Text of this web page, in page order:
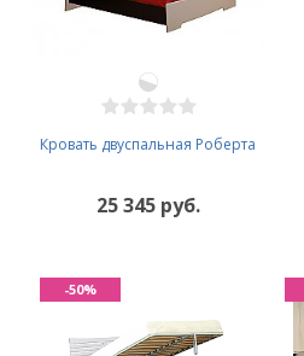
Кровать двуспальная Роберта
25 345 руб.
-50%